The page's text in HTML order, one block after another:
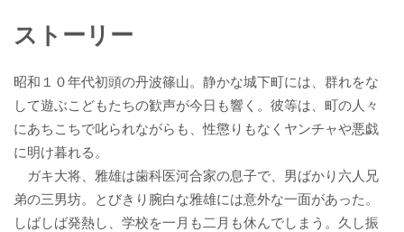
ストーリー
昭和１０年代初頭の丹波篠山。静かな城下町には、群れをな
して遊ぶこどもたちの歓声が今日も響く。彼等は、町の人々
にあちこちで叱られながらも、性懲りもなくヤンチャや悪戯
に明け暮れる。
ガキ大将、雅雄は歯科医河合家の息子で、男ばかり六人兄
弟の三男坊。とびきり腕白な雅雄には意外な一面があった。
しばしば発熱し、学校を一月も二月も休んでしまう。久し振